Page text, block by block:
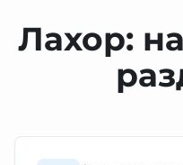
Лахор: